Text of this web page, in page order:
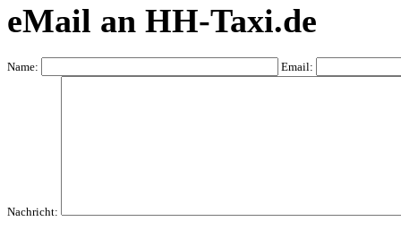
eMail an HH-Taxi.de
Name: Email:
Nachricht: